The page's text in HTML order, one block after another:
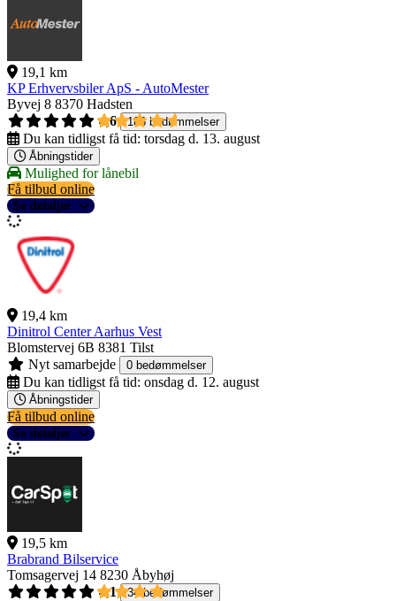
19,1 km
KP Erhvervsbiler ApS - AutoMester
Byvej 8 8370 Hadsten
4,6
188 bedømmelser
Du kan tidligst få tid: torsdag d. 13. august
Åbningstider
Mulighed for lånebil
Få tilbud online
Se detaljer
19,4 km
Dinitrol Center Aarhus Vest
Blomstervej 6B 8381 Tilst
Nyt samarbejde
0 bedømmelser
Du kan tidligst få tid: onsdag d. 12. august
Åbningstider
Få tilbud online
Se detaljer
19,5 km
Brabrand Bilservice
Tomsagervej 14 8230 Åbyhøj
4,1
34 bedømmelser